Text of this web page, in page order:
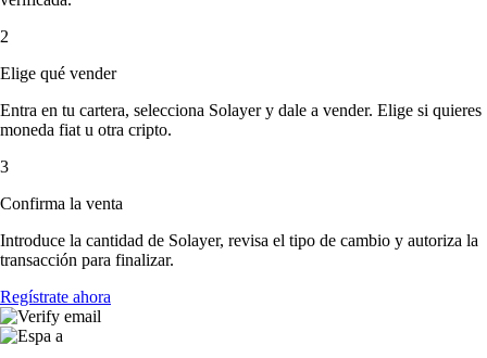
2
Elige qué vender
Entra en tu cartera, selecciona Solayer y dale a vender. Elige si quieres
moneda fiat u otra cripto.
3
Confirma la venta
Introduce la cantidad de Solayer, revisa el tipo de cambio y autoriza la
transacción para finalizar.
Regístrate ahora